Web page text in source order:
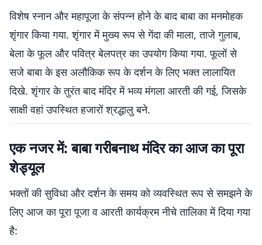
विशेष स्नान और महापूजा के संपन्न होने के बाद बाबा का मनमोहक
शृंगार किया गया. शृंगार में मुख्य रूप से गेंदा की माला, ताजे गुलाब,
बेला के फूल और पवित्र बेलपत्र का उपयोग किया गया. फूलों से
सजे बाबा के इस अलौकिक रूप के दर्शन के लिए भक्त लालायित
दिखे. शृंगार के तुरंत बाद मंदिर में भव्य मंगला आरती की गई, जिसके
साक्षी वहां उपस्थित हजारों श्रद्धालु बने.
एक नजर में: बाबा गरीबनाथ मंदिर का आज का पूरा
शेड्यूल
भक्तों की सुविधा और दर्शन के समय को व्यवस्थित रूप से समझने के
लिए आज का पूरा पूजा व आरती कार्यक्रम नीचे तालिका में दिया गया
है: